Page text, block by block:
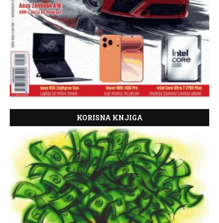
KORISNA KNJIGA